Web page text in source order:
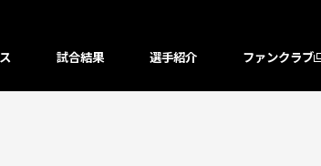
試合結果 選手紹介 ファンクラブ